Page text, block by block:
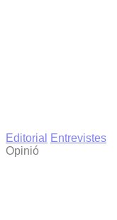
Editorial
Entrevistes
Opinió